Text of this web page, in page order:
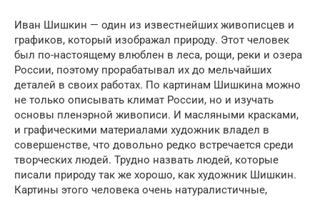
Иван Шишкин — один из известнейших живописцев и
графиков, который изображал природу. Этот человек
был по-настоящему влюблен в леса, рощи, реки и озера
России, поэтому прорабатывал их до мельчайших
деталей в своих работах. По картинам Шишкина можно
не только описывать климат России, но и изучать
основы пленэрной живописи. И масляными красками,
и графическими материалами художник владел в
совершенстве, что довольно редко встречается среди
творческих людей. Трудно назвать людей, которые
писали природу так же хорошо, как художник Шишкин.
Картины этого человека очень натуралистичные,